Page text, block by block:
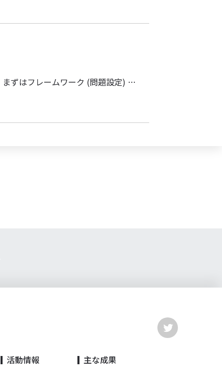
アルゴリズム理論の観点から見た「組合せ遷移」について，まずはフレームワーク (問題設定) について説明します．その後，今回は，計算困難性の証明について，いくつかご紹介します．
活動情報 主な成果